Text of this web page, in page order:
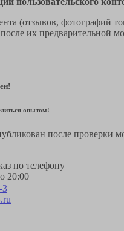
(отзывов, фотографий
их предварительной
опытом!
после проверки
по телефону
20:00
3